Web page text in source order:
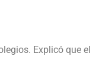
Explicó que el